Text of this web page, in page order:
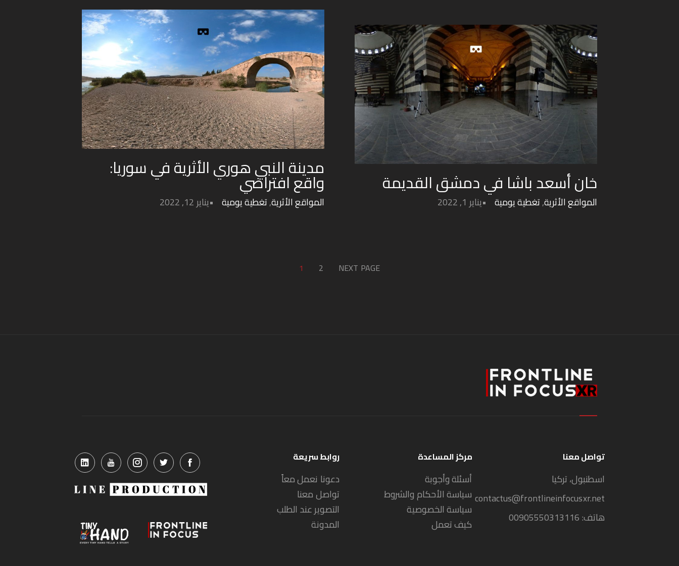
مدينة النبي هوري الأثرية في سوريا:
واقع افتراضي
المواقع الأثرية,تغطية يومية يناير 12, 2022
خان أسعد باشا في دمشق القديمة
المواقع الأثرية,تغطية يومية يناير 1, 2022
1 2 NEXT PAGE
تواصل معنا
اسطنبول، تركيا
contactus@frontlineinfocusxr.net
هاتف:00905550313116
مركز المساعدة
أسئلة وأجوبة
سياسة الأحكام والشروط
سياسة الخصوصية
كيف تعمل
روابط سريعة
دعونا نعمل معاً
تواصل معنا
التصوير عند الطلب
المدونة